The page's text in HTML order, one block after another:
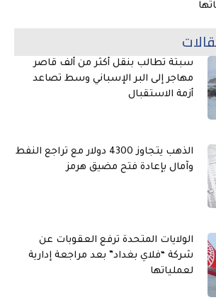
سبتة تطالب بنقل أكثر من ألف قاصر
مهاجر إلى البر الإسباني وسط تصاعد
أزمة الاستقبال
الذهب يتجاوز 4300 دولار مع تراجع النفط
وآمال بإعادة فتح مضيق هرمز
الولايات المتحدة ترفع العقوبات عن
شركة “فلاي بغداد” بعد مراجعة إدارية
لعملياتها